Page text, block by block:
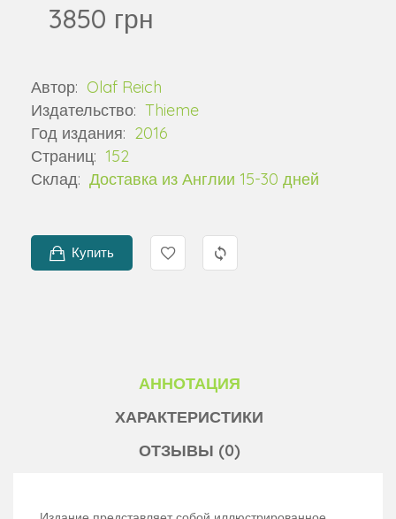
3850 грн
Автор: Olaf Reich
Издательство: Thieme
Год издания: 2016
Страниц: 152
Склад: Доставка из Англии 15-30 дней
Купить
АННОТАЦИЯ
ХАРАКТЕРИСТИКИ
ОТЗЫВЫ (0)